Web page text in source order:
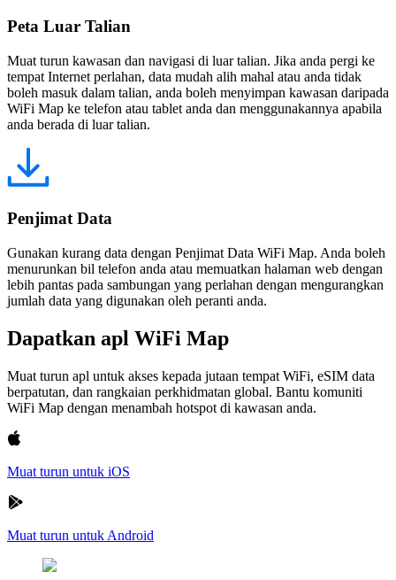
Peta Luar Talian
Muat turun kawasan dan navigasi di luar talian. Jika anda pergi ke
tempat Internet perlahan, data mudah alih mahal atau anda tidak
boleh masuk dalam talian, anda boleh menyimpan kawasan daripada
WiFi Map ke telefon atau tablet anda dan menggunakannya apabila
anda berada di luar talian.
Penjimat Data
Gunakan kurang data dengan Penjimat Data WiFi Map. Anda boleh
menurunkan bil telefon anda atau memuatkan halaman web dengan
lebih pantas pada sambungan yang perlahan dengan mengurangkan
jumlah data yang digunakan oleh peranti anda.
Dapatkan apl WiFi Map
Muat turun apl untuk akses kepada jutaan tempat WiFi, eSIM data
berpatutan, dan rangkaian perkhidmatan global. Bantu komuniti
WiFi Map dengan menambah hotspot di kawasan anda.
Muat turun untuk iOS
Muat turun untuk Android